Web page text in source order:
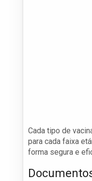
Cada tipo de
para cada faixa
forma segura e